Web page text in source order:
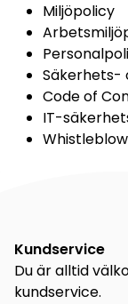
Miljöpolicy
Säkerhets-
Code of
IT-
Kundservice
Du är alltid
kundservice.